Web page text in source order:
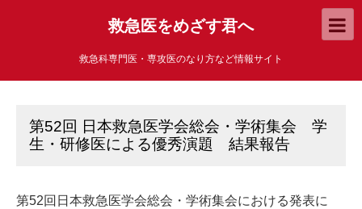
救急医をめざす君へ
救急科専門医・専攻医のなり方など情報サイト
第52回 日本救急医学会総会・学術集会 学
生・研修医による優秀演題 結果報告
第52回日本救急医学会総会・学術集会における発表に